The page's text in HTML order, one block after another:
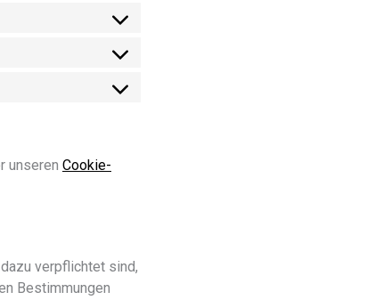
unseren Cookie-
verpflichtet sind,
Bestimmungen